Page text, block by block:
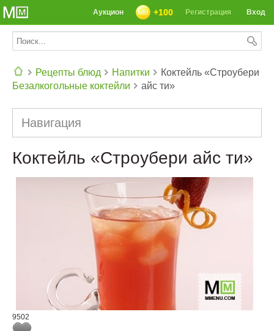
Вход
Регистрация
+100
Аукцион
Рецепты блюд
Напитки
Безалкогольные коктейли
Коктейль «Строубери
айс ти»
Навигация
Коктейль «Строубери айс ти»
9502